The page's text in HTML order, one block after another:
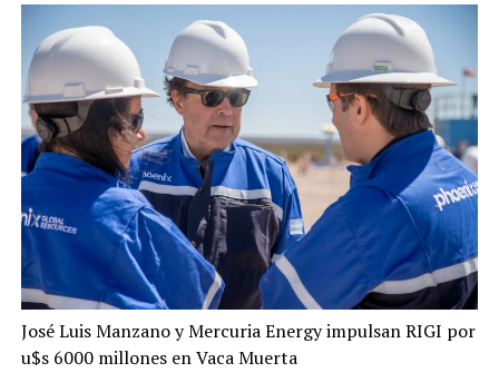
José Luis Manzano y Mercuria Energy impulsan RIGI por
u$s 6000 millones en Vaca Muerta